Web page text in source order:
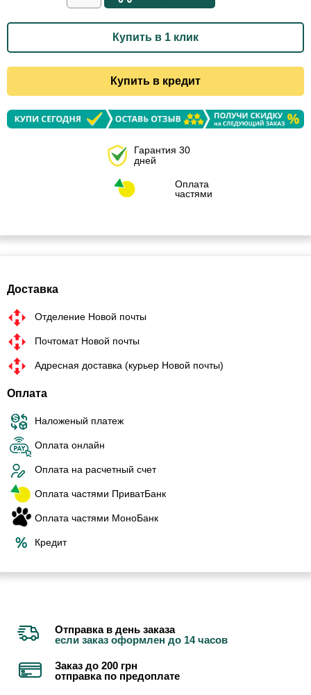
Купить в 1 клик
Купить в кредит
Гарантия 30
дней
Оплата
частями
Доставка
Отделение Новой почты
Почтомат Новой почты
Адресная доставка (курьер Новой почты)
Оплата
Наложеный платеж
Оплата онлайн
Оплата на расчетный счет
Оплата частями ПриватБанк
Оплата частями МоноБанк
Кредит
Отправка в день заказа
если заказ оформлен до 14 часов
Заказ до 200 грн
отправка по предоплате